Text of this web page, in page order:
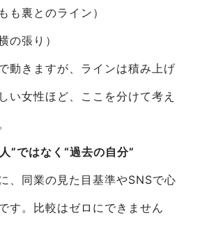
も裏とのライン）
の張り）
動きますが、ラインは積み上げ
い女性ほど、ここを分けて考え
”ではなく“過去の自分”
、同業の見た目基準やSNSで心
す。比較はゼロにできません